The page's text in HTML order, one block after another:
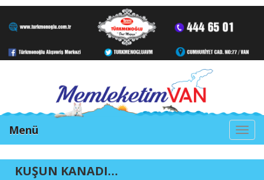
Menü
KUŞUN KANADI…